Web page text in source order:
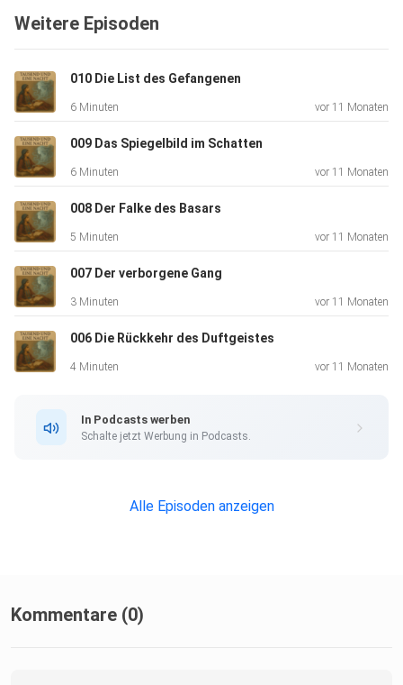
Weitere Episoden
010 Die List des Gefangenen
6 Minuten vor 11 Monaten
009 Das Spiegelbild im Schatten
6 Minuten vor 11 Monaten
008 Der Falke des Basars
5 Minuten vor 11 Monaten
007 Der verborgene Gang
3 Minuten vor 11 Monaten
006 Die Rückkehr des Duftgeistes
4 Minuten vor 11 Monaten
In Podcasts werben
Schalte jetzt Werbung in Podcasts.
Alle Episoden anzeigen
Kommentare (0)